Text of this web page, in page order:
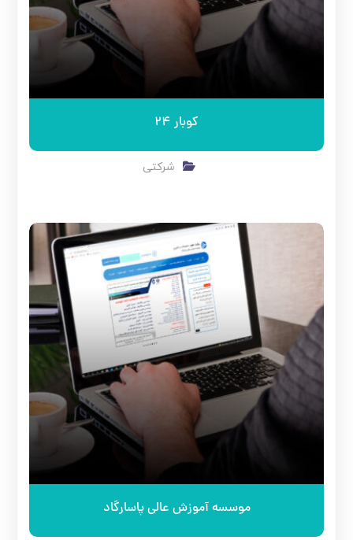
کوبار 24
شرکتی
موسسه آموزش عالی پاسارگاد